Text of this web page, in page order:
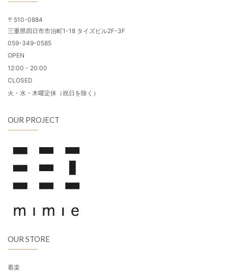
〒510-0884
三重県四日市市泊町1-18 タイズビル2F-3F
059-349-0585
OPEN
12:00 - 20:00
CLOSED
火・水・木曜定休（祝日を除く）
OUR PROJECT
OUR STORE
着楽